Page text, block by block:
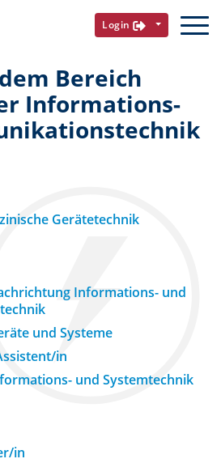
Login
Bereich
Informations-
Gerätetechnik
Informations- und
und Systeme
in
und Systemtechnik
in